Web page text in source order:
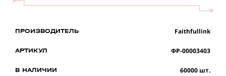
ПРОИЗВОДИТЕЛЬ Faithfullink
АРТИКУЛ ФР-00003403
В НАЛИЧИИ 60000 шт.